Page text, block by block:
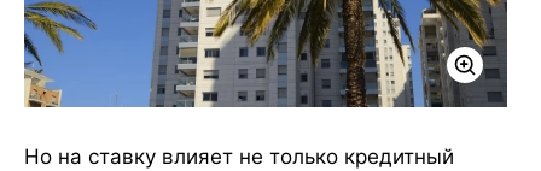
Но на ставку влияет не только кредитный